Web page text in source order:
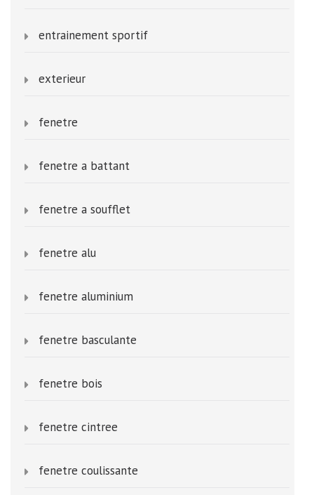
entrainement sportif
exterieur
fenetre
fenetre a battant
fenetre a soufflet
fenetre alu
fenetre aluminium
fenetre basculante
fenetre bois
fenetre cintree
fenetre coulissante